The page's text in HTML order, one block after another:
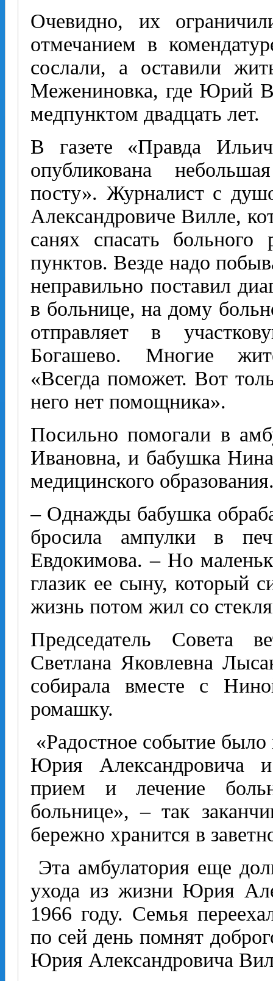
Очевидно, их
отмечанием в
сослали, а оставили
Межениновка, где Юрий
медпунктом двадцать лет.
В газете «Правда
опубликована
посту». Журналист с
Александровиче Вилле,
санях спасать
пунктов. Везде надо
неправильно поставил
в больнице, на дому
отправляет в
Богашево. Многие
«Всегда поможет. Вот
него нет помощника».
Посильно помогали в
Ивановна, и бабушка
медицинского
– Однажды бабушка
бросила ампулки в
Евдокимова. – Но
глазик ее сыну, который
жизнь потом жил со
Председатель Совета
Светлана Яковлевна
собирала вместе с
ромашку.
«Радостное событие
Юрия Александровича
прием и лечение
больнице», – так
бережно хранится в
Эта амбулатория еще
ухода из жизни Юрия
1966 году. Семья
по сей день помнят
Юрия Александровича